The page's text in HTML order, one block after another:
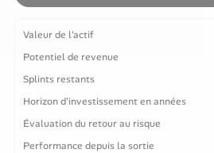
Valeur de l'actif
Potentiel de revenue
Splints restants
Horizon d'investissement en années
Évaluation du retour au risque
Performance depuis la sortie